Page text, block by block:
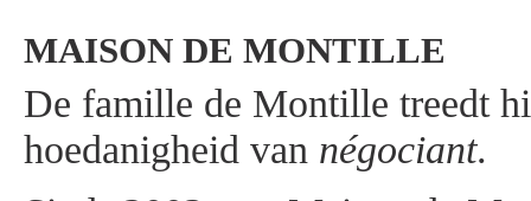
MAISON DE MONTILLE
De famille de Montille treedt
hoedanigheid van négociant.